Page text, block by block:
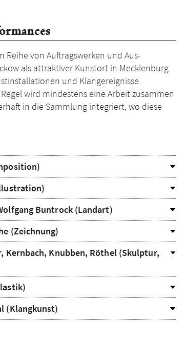
von Auftragswerken und Aus­
als attraktiver Kunstort in Mecklenburg
und Klangereignisse
wird mindestens eine Arbeit zusammen
in die Sammlung integriert, wo diese
Buntrock (Landart)
(Zeichnung)
Kernbach, Knubben, Röthel (Skulptur,
(Klangkunst)